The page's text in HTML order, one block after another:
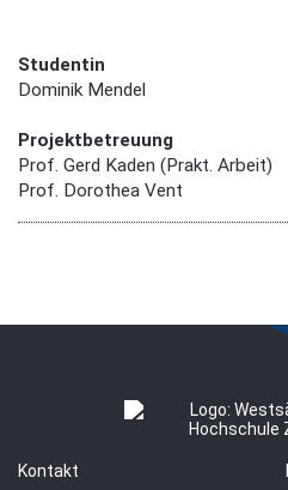
Studentin
Dominik Mendel
Projektbetreuung
Prof. Gerd Kaden (Prakt. Arbeit)
Prof. Dorothea Vent
Kontakt